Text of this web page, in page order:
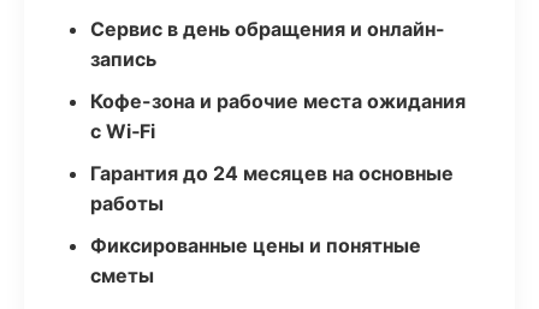
Сервис в день обращения и онлайн-
запись
Кофе-зона и рабочие места ожидания
с Wi‑Fi
Гарантия до 24 месяцев на основные
работы
Фиксированные цены и понятные
сметы